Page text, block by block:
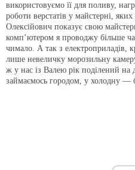
використовуємо її для поливу,
роботи верстатів у майстерні,
Олексійович показує свою
комп’ютером я проводжу більше
чимало. А так з електроприладів,
лише невеличку морозильну
ж у нас із Валею рік поділений на
займаємось городом, у холодну —